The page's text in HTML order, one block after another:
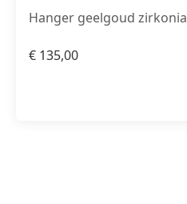
Hanger geelgoud zirkonia
€ 135,00